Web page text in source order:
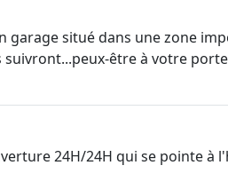
garage situé dans une zone
être à votre
24H/24H qui se pointe à